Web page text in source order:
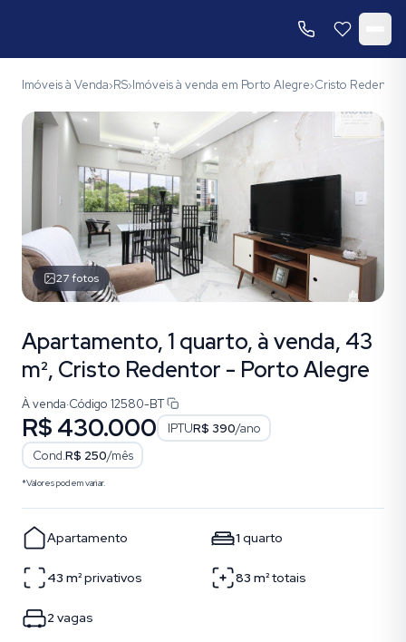
Imóveis à Venda›RS›Imóveis à venda em Porto Alegre›Cristo Redentor
27fotos
Apartamento, 1 quarto, à venda, 43
m², Cristo Redentor - Porto Alegre
À venda·Código 12580-BT
R$ 430.000 IPTUR$ 390/ano
Cond.R$ 250/mês
*Valores podem variar.
Apartamento 1 quarto
43 m²privativos 83 m²totais
2 vagas